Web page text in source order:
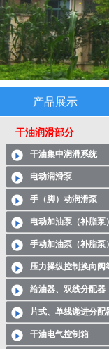
产品展示
干油润滑部分
干油集中润滑系统
电动润滑泵
手（脚）动润滑泵
电动加油泵（补脂泵）
手动加油泵（补脂泵）
压力操纵控制换向阀
给油器、双线分配器
片式、单线递进分配
干油电气控制箱